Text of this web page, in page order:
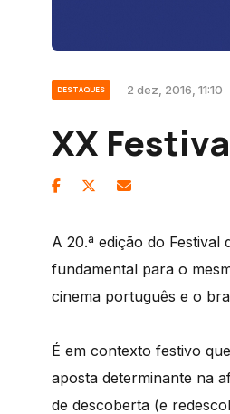
DESTAQUES 2 dez, 2016, 11:10
XX
A 20.ª edição do
fundamental para o
cinema português e o
É em contexto festivo
aposta determinante na
de descoberta (e